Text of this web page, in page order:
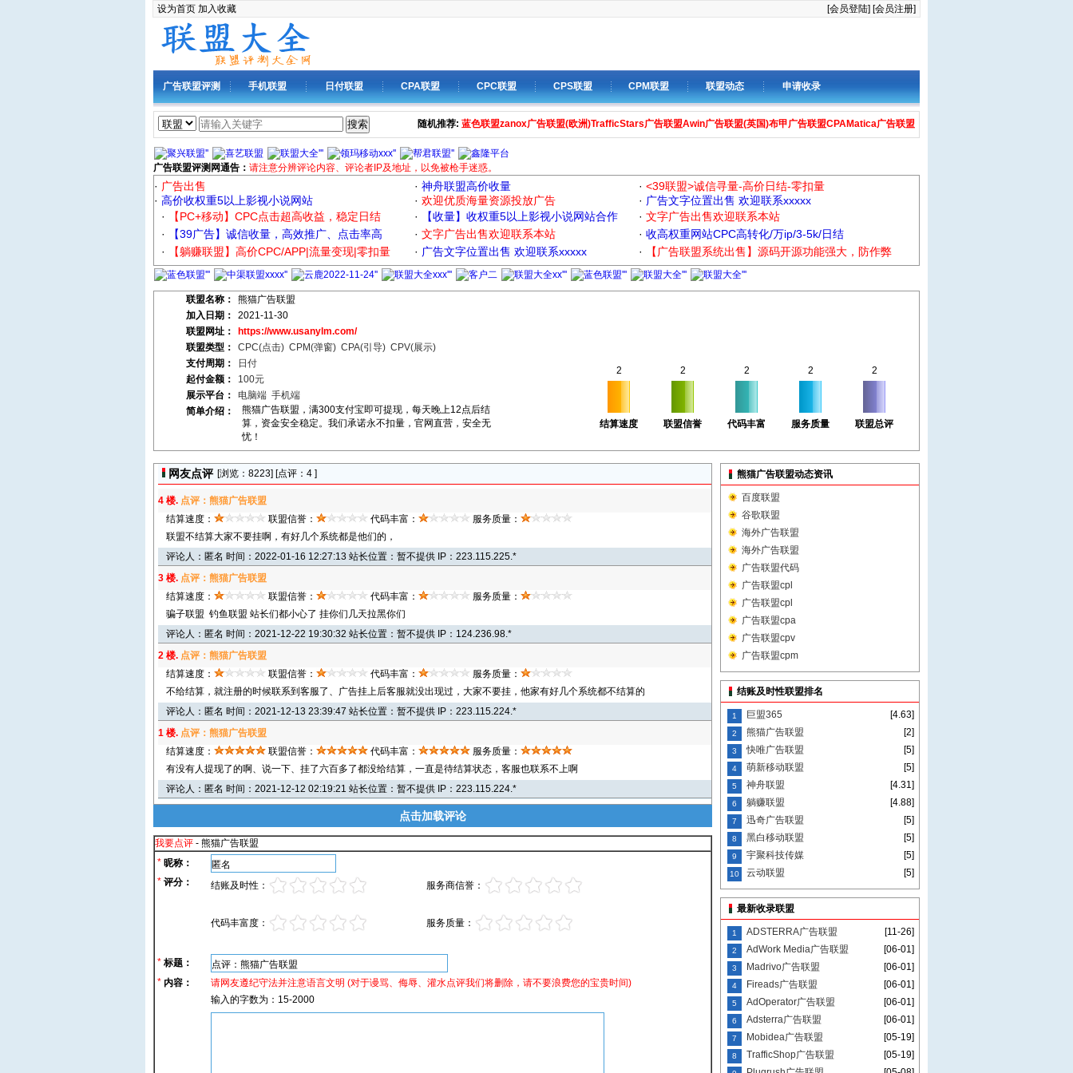
设为首页 加入收藏 [会员登陆] [会员注册]
广告联盟评测 手机联盟 日付联盟 CPA联盟 CPC联盟 CPS联盟 CPM联盟 联盟动态 申请收录
搜索 随机推荐: 蓝色联盟zanox广告联盟(欧洲)TrafficStars广告联盟Awin广告联盟(英国)布甲广告联盟CPAMatica广告联盟
广告联盟评测网通告： 请注意分辨评论内容、评论者IP及地址，以免被枪手迷惑。
· 广告出售 · 神舟联盟高价收量 · <39联盟>诚信寻量-高价日结-零扣量
· 高价收权重5以上影视小说网站 · 欢迎优质海量资源投放广告 · 广告文字位置出售 欢迎联系xxxxx
·
【PC+移动】CPC点击超高收益，稳定日结 · 【收量】收权重5以上影视小说网站合作 · 文字广告出售欢迎联系本站
·
【39广告】诚信收量，高效推广、点击率高 · 文字广告出售欢迎联系本站 · 收高权重网站CPC高转化/万ip/3-5k/日结
·
【躺赚联盟】高价CPC/APP|流量变现|零扣量 · 广告文字位置出售 欢迎联系xxxxx · 【广告联盟系统出售】源码开源功能强大，防作弊
联盟名称：
熊猫广告联盟
加入日期：
2021-11-30
联盟网址：
https://www.usanylm.com/
联盟类型：
CPC(点击) CPM(弹窗) CPA(引导) CPV(展示)
支付周期：
日付
起付金额：
100元
展示平台：
电脑端 手机端
简单介绍：
熊猫广告联盟，满300支付宝即可提现，每天晚上12点后结
算，资金安全稳定。我们承诺永不扣量，官网直营，安全无
忧！
2
结算速度
2
联盟信誉
2
代码丰富
2
服务质量
2
联盟总评
熊猫广告联盟动态资讯
百度联盟
谷歌联盟
海外广告联盟
海外广告联盟
广告联盟代码
广告联盟cpl
广告联盟cpl
广告联盟cpa
广告联盟cpv
广告联盟cpm
结账及时性联盟排名
[4.63]
1
巨盟365
[2]
2
熊猫广告联盟
[5]
3
快唯广告联盟
[5]
4
萌新移动联盟
[4.31]
5
神舟联盟
[4.88]
6
躺赚联盟
[5]
7
迅奇广告联盟
[5]
8
黑白移动联盟
[5]
9
宇聚科技传媒
[5]
10 云动联盟
最新收录联盟
[11-26]
1
ADSTERRA广告联盟
[06-01]
2
AdWork Media广告联盟
[06-01]
3
Madrivo广告联盟
[06-01]
4
Fireads广告联盟
[06-01]
5
AdOperator广告联盟
[06-01]
6
Adsterra广告联盟
[05-19]
7
Mobidea广告联盟
[05-19]
8
TrafficShop广告联盟
网友点评 [浏览： 8223] [点评：4 ]
4 楼. 点评：熊猫广告联盟
结算速度：
联盟信誉： 代码丰富：
服务质量：
联盟不结算大家不要挂啊，有好几个系统都是他们的，
评论人：匿名 时间：2022-01-16 12:27:13 站长位置：暂不提供 IP：223.115.225.*
3 楼. 点评：熊猫广告联盟
结算速度：
联盟信誉： 代码丰富：
服务质量：
骗子联盟 钓鱼联盟 站长们都小心了 挂你们几天拉黑你们
评论人：匿名 时间：2021-12-22 19:30:32 站长位置：暂不提供 IP：124.236.98.*
2 楼. 点评：熊猫广告联盟
结算速度：
联盟信誉： 代码丰富：
服务质量：
不给结算，就注册的时候联系到客服了、广告挂上后客服就没出现过，大家不要挂，他家有好几个系统都不结算的
评论人：匿名 时间：2021-12-13 23:39:47 站长位置：暂不提供 IP：223.115.224.*
1 楼. 点评：熊猫广告联盟
结算速度：
联盟信誉： 代码丰富：
服务质量：
有没有人提现了的啊、说一下、挂了六百多了都没给结算，一直是待结算状态，客服也联系不上啊
评论人：匿名 时间：2021-12-12 02:19:21 站长位置：暂不提供 IP：223.115.224.*
我也来点评
点击加载评论
我要点评 - 熊猫广告联盟
* 昵称：
* 评分： 结账及时性： 服务商信誉：
代码丰富度： 服务质量：
* 标题：
* 内容：
请网友遵纪守法并注意语言文明 (对于谩骂、侮辱、灌水点评我们将删除，请不要浪费您的宝贵时间)
输入的字数为：15-2000